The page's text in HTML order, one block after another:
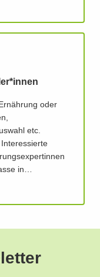
oder
etc.
in…